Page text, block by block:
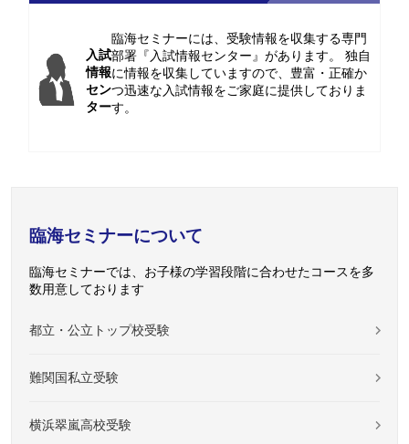
入試
情報
セン
ター
臨海セミナーには、受験情報を収集する専門
部署『入試情報センター』があります。 独自
に情報を収集していますので、豊富・正確か
つ迅速な入試情報をご家庭に提供しておりま
す。
臨海セミナーについて
臨海セミナーでは、お子様の学習段階に合わせたコースを多
数用意しております
都立・公立トップ校受験
難関国私立受験
横浜翠嵐高校受験